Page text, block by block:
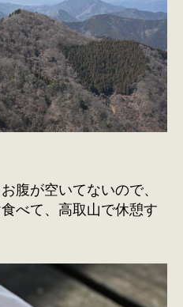
腹が空いてないので、
べて、高取山で休憩す